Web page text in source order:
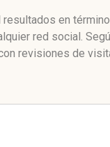
en
red social.
revisiones de